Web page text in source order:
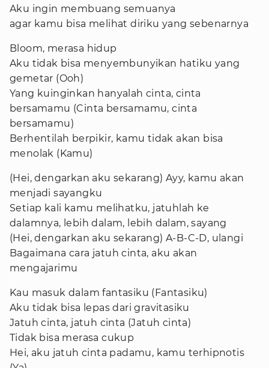
Aku ingin membuang semuanya
agar kamu bisa melihat diriku yang sebenarnya
Bloom, merasa hidup
Aku tidak bisa menyembunyikan hatiku yang
gemetar (Ooh)
Yang kuinginkan hanyalah cinta, cinta
bersamamu (Cinta bersamamu, cinta
bersamamu)
Berhentilah berpikir, kamu tidak akan bisa
menolak (Kamu)
(Hei, dengarkan aku sekarang) Ayy, kamu akan
menjadi sayangku
Setiap kali kamu melihatku, jatuhlah ke
dalamnya, lebih dalam, lebih dalam, sayang
(Hei, dengarkan aku sekarang) A-B-C-D, ulangi
Bagaimana cara jatuh cinta, aku akan
mengajarimu
Kau masuk dalam fantasiku (Fantasiku)
Aku tidak bisa lepas dari gravitasiku
Jatuh cinta, jatuh cinta (Jatuh cinta)
Tidak bisa merasa cukup
Hei, aku jatuh cinta padamu, kamu terhipnotis